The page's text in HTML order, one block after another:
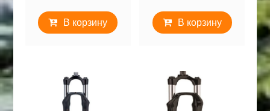
В корзину В корзину